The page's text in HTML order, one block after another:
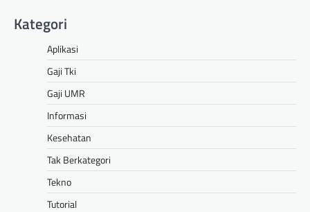
Kategori
Aplikasi
Gaji Tki
Gaji UMR
Informasi
Kesehatan
Tak Berkategori
Tekno
Tutorial